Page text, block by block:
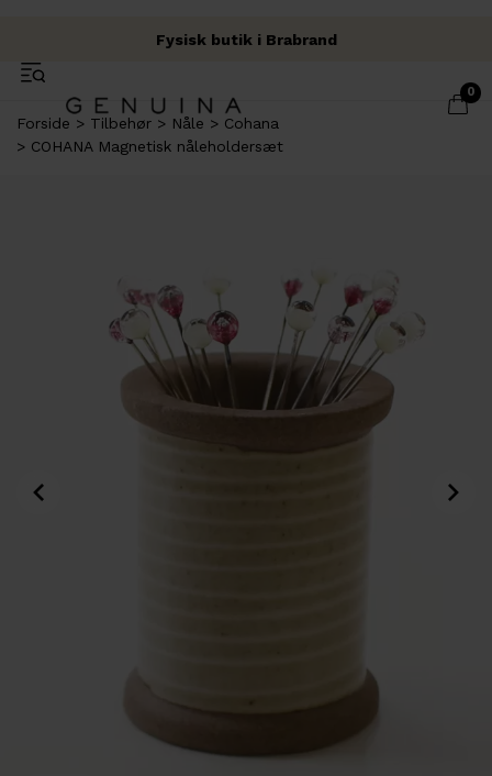
Fri fragt over 500 kr.
Fysisk butik i Brabrand
Garn & Håndværk
0
Forside Tilbehør Nåle
Cohana
COHANA Magnetisk nåleholdersæt